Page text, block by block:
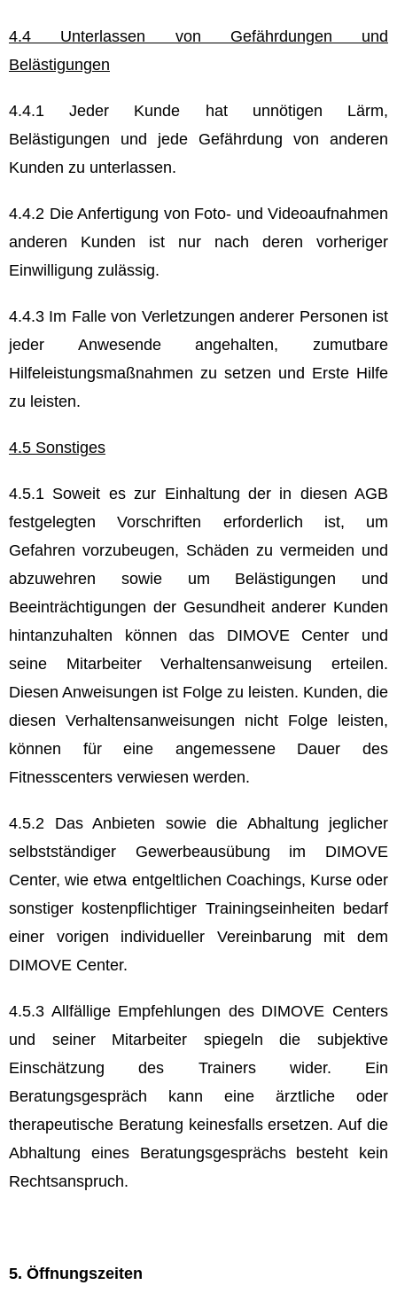
4.4 Unterlassen von Gefährdungen und
Belästigungen
4.4.1 Jeder Kunde hat unnötigen Lärm,
Belästigungen und jede Gefährdung von anderen
Kunden zu unterlassen.
4.4.2 Die Anfertigung von Foto- und Videoaufnahmen
anderen Kunden ist nur nach deren vorheriger
Einwilligung zulässig.
4.4.3 Im Falle von Verletzungen anderer Personen ist
jeder Anwesende angehalten, zumutbare
Hilfeleistungsmaßnahmen zu setzen und Erste Hilfe
zu leisten.
4.5 Sonstiges
4.5.1 Soweit es zur Einhaltung der in diesen AGB
festgelegten Vorschriften erforderlich ist, um
Gefahren vorzubeugen, Schäden zu vermeiden und
abzuwehren sowie um Belästigungen und
Beeinträchtigungen der Gesundheit anderer Kunden
hintanzuhalten können das DIMOVE Center und
seine Mitarbeiter Verhaltensanweisung erteilen.
Diesen Anweisungen ist Folge zu leisten. Kunden, die
diesen Verhaltensanweisungen nicht Folge leisten,
können für eine angemessene Dauer des
Fitnesscenters verwiesen werden.
4.5.2 Das Anbieten sowie die Abhaltung jeglicher
selbstständiger Gewerbeausübung im DIMOVE
Center, wie etwa entgeltlichen Coachings, Kurse oder
sonstiger kostenpflichtiger Trainingseinheiten bedarf
einer vorigen individueller Vereinbarung mit dem
DIMOVE Center.
4.5.3 Allfällige Empfehlungen des DIMOVE Centers
und seiner Mitarbeiter spiegeln die subjektive
Einschätzung des Trainers wider. Ein
Beratungsgespräch kann eine ärztliche oder
therapeutische Beratung keinesfalls ersetzen. Auf die
Abhaltung eines Beratungsgesprächs besteht kein
Rechtsanspruch.
5. Öffnungszeiten